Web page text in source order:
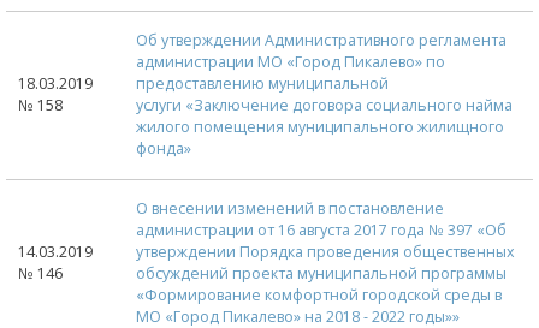
18.03.2019
№ 158
Об утверждении Административного регламента
администрации МО «Город Пикалево» по
предоставлению муниципальной
услуги «Заключение договора социального найма
жилого помещения муниципального жилищного
фонда»
14.03.2019
№ 146
О внесении изменений в постановление
администрации от 16 августа 2017 года № 397 «Об
утверждении Порядка проведения общественных
обсуждений проекта муниципальной программы
«Формирование комфортной городской среды в
МО «Город Пикалево» на 2018 - 2022 годы»»